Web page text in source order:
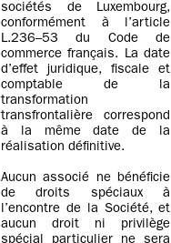
sociétés de Luxembourg,
conformément à l’article
L.236–53 du Code de
commerce français. La date
d’effet juridique, fiscale et
comptable de la
transformation
transfrontalière correspond
à la même date de la
réalisation définitive.
Aucun associé ne bénéficie
de droits spéciaux à
l’encontre de la Société, et
aucun droit ni privilège